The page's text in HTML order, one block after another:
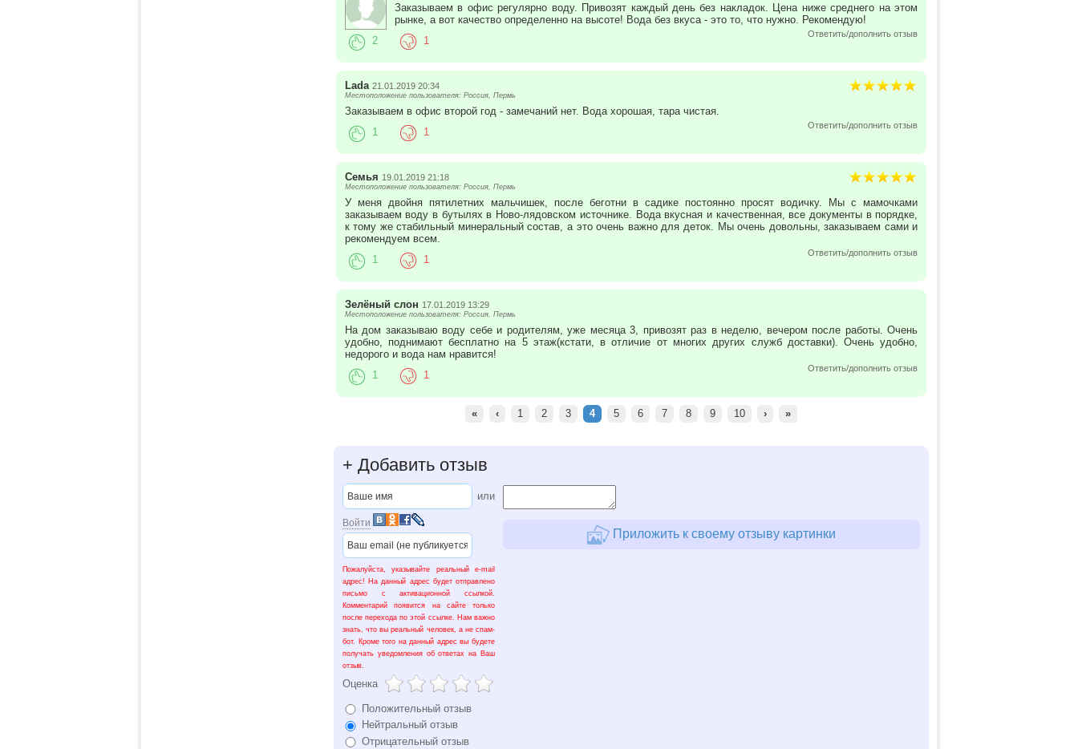
Заказываем в офис регулярно воду. Привозят каждый день без накладок. Цена ниже среднего на этом
рынке, а вот качество определенно на высоте! Вода без вкуса - это то, что нужно. Рекомендую!
Ответить/дополнить отзыв
2 1
Lada 21.01.2019 20:34
Местоположение пользователя: Россия, Пермь
Заказываем в офис второй год - замечаний нет. Вода хорошая, тара чистая.
Ответить/дополнить отзыв
1 1
Семья 19.01.2019 21:18
Местоположение пользователя: Россия, Пермь
У меня двойня пятилетних мальчишек, после беготни в садике постоянно просят водичку. Мы с мамочками
заказываем воду в бутылях в Ново-лядовском источнике. Вода вкусная и качественная, все документы в порядке,
к тому же стабильный минеральный состав, а это очень важно для деток. Мы очень довольны, заказываем сами и
рекомендуем всем.
Ответить/дополнить отзыв
1 1
Зелёный слон 17.01.2019 13:29
Местоположение пользователя: Россия, Пермь
На дом заказываю воду себе и родителям, уже месяца 3, привозят раз в неделю, вечером после работы. Очень
удобно, поднимают бесплатно на 5 этаж(кстати, в отличие от многих других служб доставки). Очень удобно,
недорого и вода нам нравится!
Ответить/дополнить отзыв
1 1
« ‹ 1 2 3 4 5 6 7 8 9 10 › »
+ Добавить отзыв
или
Войти
Пожалуйста, указывайте реальный e-mail
адрес! На данный адрес будет отправлено
письмо с активационной ссылкой.
Комментарий появится на сайте только
после перехода по этой ссылке. Нам важно
знать, что вы реальный человек, а не спам-
бот. Кроме того на данный адрес вы будете
получать уведомления об ответах на Ваш
отзыв.
Оценка
Положительный отзыв
Нейтральный отзыв
Отрицательный отзыв
Приложить к своему отзыву картинки